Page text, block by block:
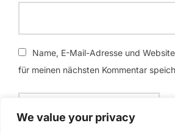
We value your privacy
Name, E-Mail-Adresse und
für meinen nächsten Kommentar